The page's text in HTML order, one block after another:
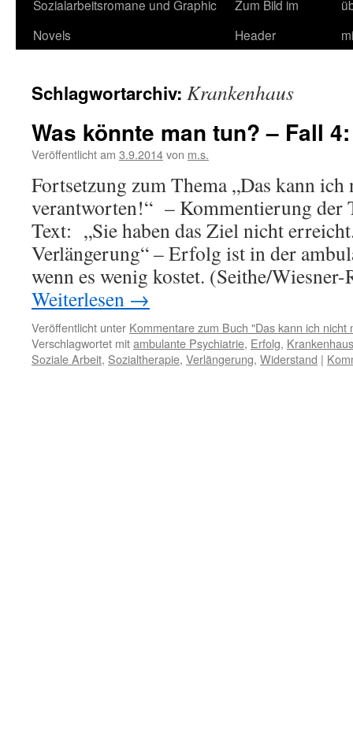
Sozialarbeitsromane und Graphic
Novels
Zum Bild im
Header
Schlagwortarchiv: Krankenhaus
Was könnte man tun? – Fall
Veröffentlicht am 3.9.2014von m.s.
Fortsetzung zum Thema „Das kann
verantworten!“ – Kommentierung der
Text: „Sie haben das Ziel nicht
Verlängerung“ – Erfolg ist in der
wenn es wenig kostet. (Seithe/
Weiterlesen →
Veröffentlicht unter Kommentare zum Buch "Das kann ich nicht
Verschlagwortet mitambulante Psychiatrie, Erfolg, Krankenhaus
Soziale Arbeit, Sozialtherapie, Verlängerung, Widerstand |